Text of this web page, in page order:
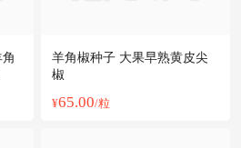
羊角椒种子 大果早熟黄皮尖
椒
¥65.00/粒